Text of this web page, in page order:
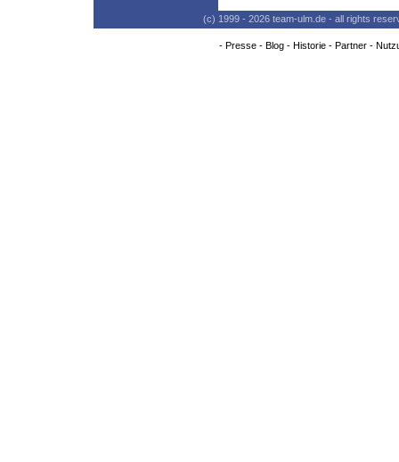
(c) 1999 - 2026 team-ulm.de - all rights
- Presse- Blog- Historie- Partner-